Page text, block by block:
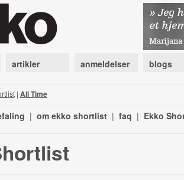
artikler anmeldelser blogs
| All Time
| om ekko shortlist | faq | Ekko